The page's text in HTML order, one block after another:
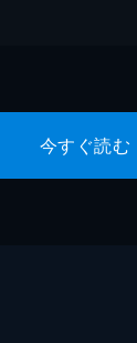
今すぐ読む